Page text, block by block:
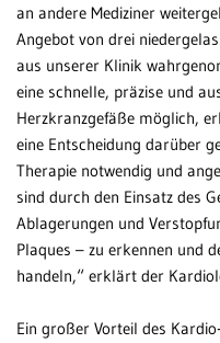
an andere Mediziner
Angebot von drei
aus unserer Klinik
eine schnelle, präzise und
Herzkranzgefäße möglich,
eine Entscheidung darüber
Therapie notwendig und
sind durch den Einsatz des
Ablagerungen und
Plaques – zu erkennen und
handeln,“ erklärt der
Ein großer Vorteil des